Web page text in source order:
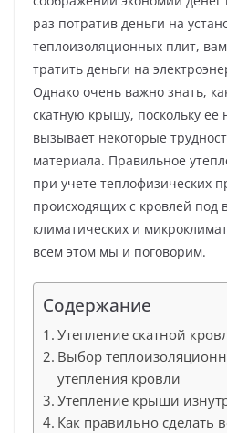
раз потратив деньги на
теплоизоляционных плит,
тратить деньги на
Однако очень важно знать,
скатную крышу, поскольку ее
вызывает некоторые
материала. Правильное
при учете теплофизических
происходящих с кровлей под
климатических и
всем этом мы и поговорим.
Содержание
Утепление скатной
Выбор
утепления кровли
Утепление крыши
Как правильно сделать